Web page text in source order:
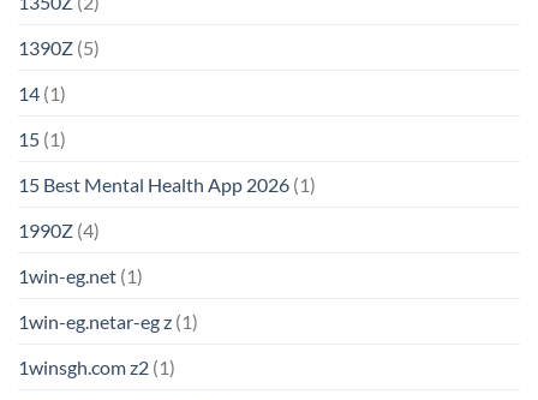
1390Z (5)
14 (1)
15 (1)
15 Best Mental Health App 2026 (1)
1990Z (4)
1win-eg.net (1)
1win-eg.netar-eg z (1)
1winsgh.com z2 (1)